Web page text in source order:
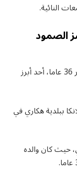
النائية.
الصمود
كان ديوجينيس كينتيرو أمايا، البالغ من العمر 36 عاما، أحد أبرز
أغوا بلانكا ببلدية هكاري في
حيث كان والده